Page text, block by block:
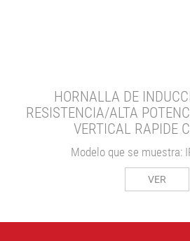
HORNALLA DE
RESISTENCIA/ALTA
VERTICAL RAPIDE
Modelo que se muestra:
VER